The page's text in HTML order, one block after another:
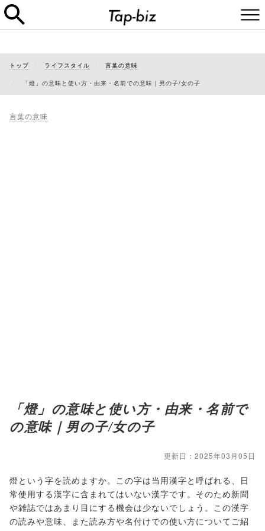
トップ ライフスタイル 言葉の意味
「燈」の意味と使い方・由来・名前での意味｜男の子/女の子
言葉の意味
「燈」の意味と使い方・由来・名前で
の意味｜男の子/女の子
更新日：2025年03月05日
燈という字を読めますか。この字は当用漢字と呼ばれる、日
常使用する漢字に含まれてはいない漢字です。そのため新聞
や雑誌ではあまり目にする機会は少ないでしょう。この漢字
の読みや意味、また読み方や名付けでの使い方についてご紹